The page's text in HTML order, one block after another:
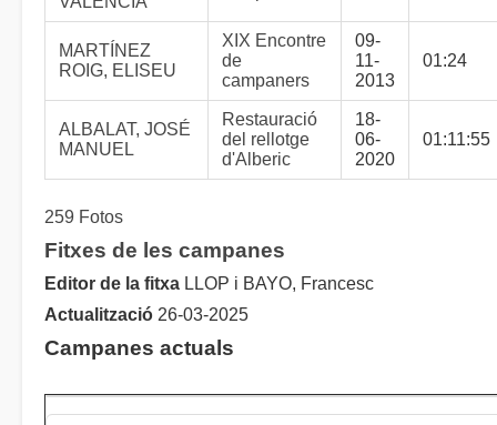
MARTÍNEZ
ROIG, ELISEU
XIX Encontre
de
campaners
09-
11-
2013
01:24
ALBALAT, JOSÉ
MANUEL
Restauració
del rellotge
d'Alberic
18-
06-
2020
01:11:55
259 Fotos
Fitxes de les campanes
Editor de la fitxa LLOP i BAYO, Francesc
Actualització 26-03-2025
Campanes actuals